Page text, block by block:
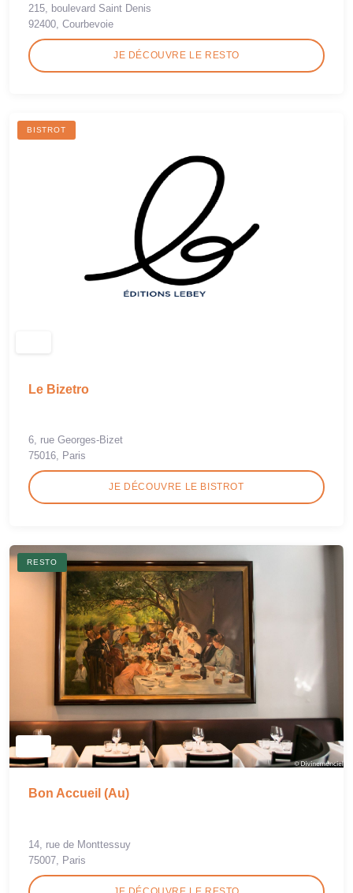
215, boulevard Saint Denis
92400, Courbevoie
JE DÉCOUVRE LE RESTO
BISTROT
Le Bizetro
6, rue Georges-Bizet
75016, Paris
JE DÉCOUVRE LE BISTROT
RESTO
Bon Accueil (Au)
14, rue de Monttessuy
75007, Paris